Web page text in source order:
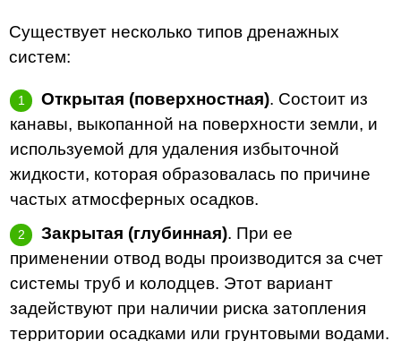
Существует несколько типов дренажных
систем:
Открытая (поверхностная). Состоит из
канавы, выкопанной на поверхности земли, и
используемой для удаления избыточной
жидкости, которая образовалась по причине
частых атмосферных осадков.
Закрытая (глубинная). При ее
применении отвод воды производится за счет
системы труб и колодцев. Этот вариант
задействуют при наличии риска затопления
территории осадками или грунтовыми водами.